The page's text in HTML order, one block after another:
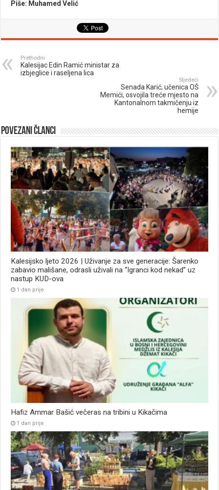
Piše: Muhamed Velić
Prethodni
Kalesijac Edin Ramić ministar za
izbjeglice i raseljena lica
Sljedeći
Senada Karić, učenica OŠ
Memići, osvojila treće mjesto na
Kantonalnom takmičenju iz
hemije
Povezani članci
Kalesijsko ljeto 2026 | Uživanje za sve generacije: Šarenko
zabavio mališane, odrasli uživali na “Igranci kod nekad” uz
nastup KUD-ova
1 dan prije
Hafiz Ammar Bašić večeras na tribini u Kikačima
1 dan prije